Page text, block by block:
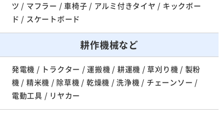
ツ / マフラー / 車椅子 / アルミ付きタイヤ / キックボー
ド / スケートボード
耕作機械など
発電機 / トラクター / 運搬機 / 耕運機 / 草刈り機 / 製粉
機 / 精米機 / 除草機 / 乾燥機 / 洗浄機 / チェーンソー /
電動工具 / リヤカー